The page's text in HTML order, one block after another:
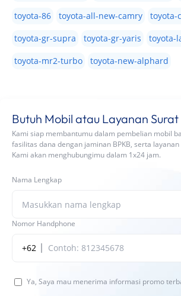
toyota-86
toyota-all-new-camry
toyota-
toyota-gr-supra
toyota-gr-yaris
toyota-
toyota-mr2-turbo
toyota-new-alphard
Butuh Mobil atau Layanan
Kami siap membantumu dalam pembelian mobil
fasilitas dana dengan jaminan BPKB, serta
Kami akan menghubungimu dalam 1x24 jam.
Nama Lengkap
Nomor Handphone
+62
Ya, Saya mau menerima informasi promo